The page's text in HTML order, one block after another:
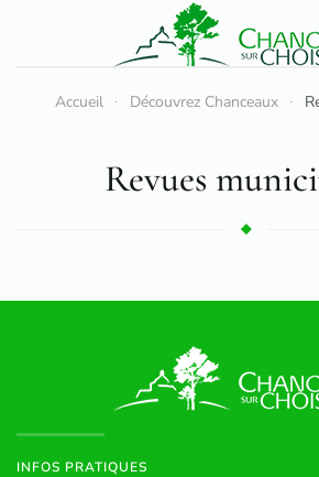
Accéder au contenu principal
Accueil Découvrez Chanceaux
Revues
INFOS PRATIQUES